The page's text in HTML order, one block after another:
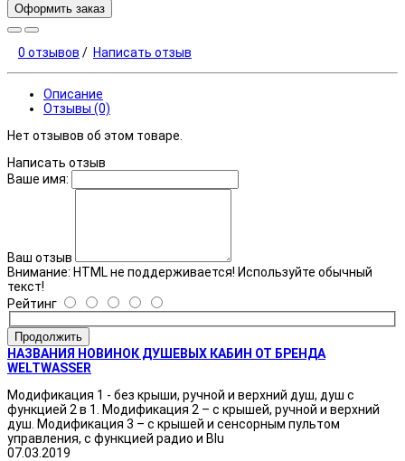
Оформить заказ
0 отзывов / Написать отзыв
Описание
Отзывы (0)
Нет отзывов об этом товаре.
Написать отзыв
Ваше имя:
Ваш отзыв
Внимание: HTML не поддерживается! Используйте обычный
текст!
Рейтинг
Продолжить
НАЗВАНИЯ НОВИНОК ДУШЕВЫХ КАБИН ОТ БРЕНДА
WELTWASSER
Модификация 1 - без крыши, ручной и верхний душ, душ с
функцией 2 в 1. Модификация 2 – с крышей, ручной и верхний
душ. Модификация 3 – с крышей и сенсорным пультом
управления, с функцией радио и Blu
07.03.2019